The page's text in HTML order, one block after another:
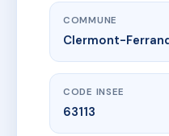
COMMUNE
Clermont-
CODE INSEE
63113